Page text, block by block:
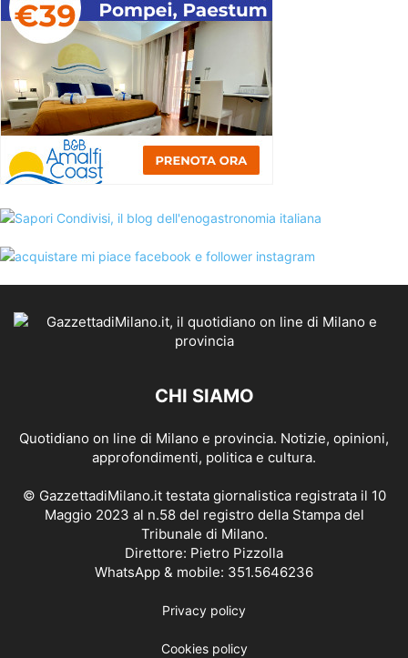
CHI SIAMO
Quotidiano on line di Milano e provincia. Notizie, opinioni,
approfondimenti, politica e cultura.
© GazzettadiMilano.it testata giornalistica registrata il 10
Maggio 2023 al n.58 del registro della Stampa del
Tribunale di Milano.
Direttore: Pietro Pizzolla
WhatsApp & mobile: 351.5646236
Privacy policy
Cookies policy